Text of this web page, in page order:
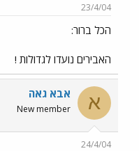
23/4/04
הכל ברור:
האבירים נועדו לגדולות !
א אבא גאה
New member
24/4/04